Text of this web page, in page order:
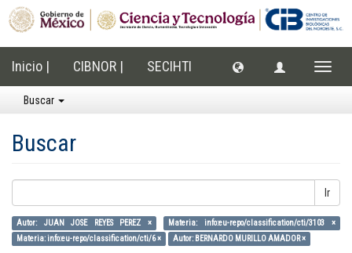
Inicio | CIBNOR | SECIHTI
Buscar
Buscar
Ir
Autor: JUAN JOSE REYES PEREZ ×
Materia: info:eu-repo/classification/cti/3103 ×
Materia: info:eu-repo/classification/cti/6 ×
Autor: BERNARDO MURILLO AMADOR ×